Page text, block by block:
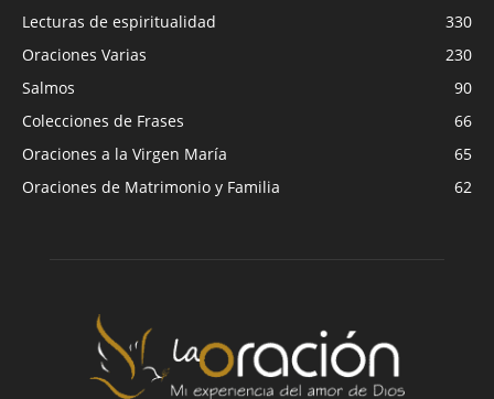
Lecturas de espiritualidad
330
Oraciones Varias
230
Salmos
90
Colecciones de Frases
66
Oraciones a la Virgen María
65
Oraciones de Matrimonio y Familia
62